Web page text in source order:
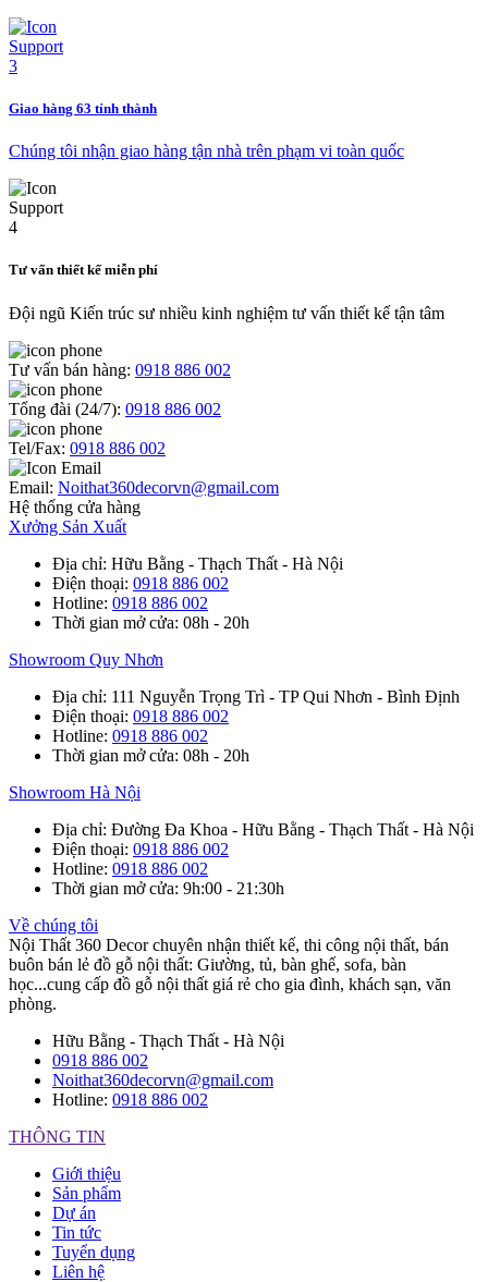
Giao hàng 63 tỉnh thành
Chúng tôi nhận giao hàng tận nhà trên phạm vi toàn quốc
Tư vấn thiết kế miễn phí
Đội ngũ Kiến trúc sư nhiều kinh nghiệm tư vấn thiết kế tận tâm
Tư vấn bán hàng: 0918 886 002
Tổng đài (24/7): 0918 886 002
Tel/Fax: 0918 886 002
Email: Noithat360decorvn@gmail.com
Hệ thống cửa hàng
Xưởng Sản Xuất
Địa chỉ: Hữu Bằng - Thạch Thất - Hà Nội
Điện thoại: 0918 886 002
Hotline: 0918 886 002
Thời gian mở cửa: 08h - 20h
Showroom Quy Nhơn
Địa chỉ: 111 Nguyễn Trọng Trì - TP Qui Nhơn - Bình Định
Điện thoại: 0918 886 002
Hotline: 0918 886 002
Thời gian mở cửa: 08h - 20h
Showroom Hà Nội
Địa chỉ: Đường Đa Khoa - Hữu Bằng - Thạch Thất - Hà Nội
Điện thoại: 0918 886 002
Hotline: 0918 886 002
Thời gian mở cửa: 9h:00 - 21:30h
Về chúng tôi
Nội Thất 360 Decor chuyên nhận thiết kế, thi công nội thất, bán
buôn bán lẻ đồ gỗ nội thất: Giường, tủ, bàn ghế, sofa, bàn
học...cung cấp đồ gỗ nội thất giá rẻ cho gia đình, khách sạn, văn
phòng.
Hữu Bằng - Thạch Thất - Hà Nội
0918 886 002
Noithat360decorvn@gmail.com
Hotline: 0918 886 002
THÔNG TIN
Giới thiệu
Sản phẩm
Dự án
Tin tức
Tuyển dụng
Liên hệ